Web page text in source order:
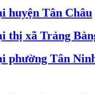
huyện Tân Châu
thị xã Trảng
phường Tân